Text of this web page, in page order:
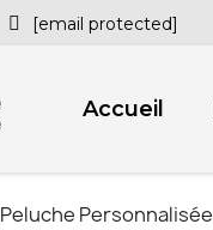
[email protected]
Accueil
Peluche Personnalisée